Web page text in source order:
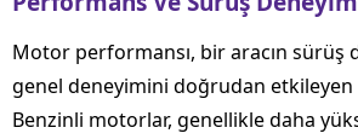
Motor performansı, bir aracın sürüş
genel deneyimini doğrudan
Benzinli motorlar, genellikle daha